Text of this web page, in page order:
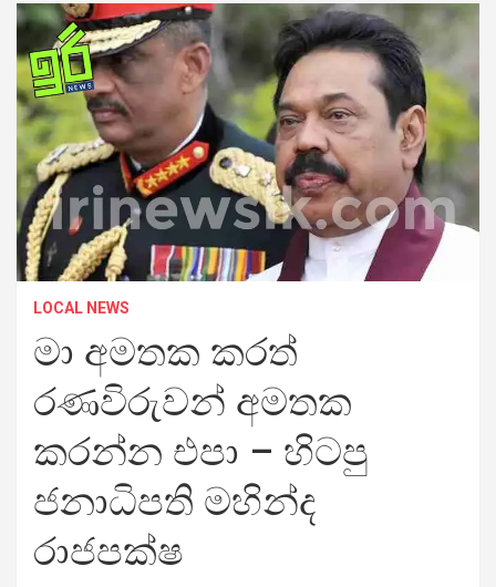
LOCAL NEWS
මා අමතක කරත්
රණවිරුවන් අමතක
කරන්න එපා – හිටපු
ජනාධිපති මහින්ද
රාජපක්ෂ